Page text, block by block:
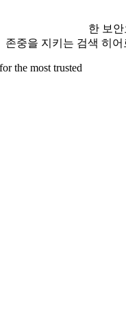
한 보
존중을 지키는 검색 히어
for the most trusted